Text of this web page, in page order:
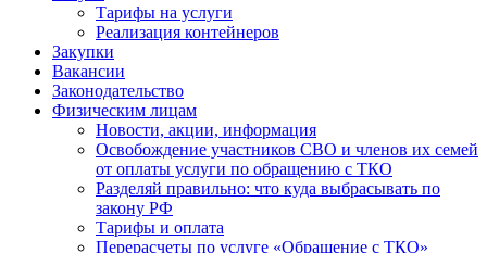
Тарифы на услуги
Реализация контейнеров
Закупки
Вакансии
Законодательство
Физическим лицам
Новости, акции, информация
Освобождение участников СВО и членов их семей
от оплаты услуги по обращению с ТКО
Разделяй правильно: что куда выбрасывать по
закону РФ
Тарифы и оплата
Перерасчеты по услуге «Обращение с ТКО»